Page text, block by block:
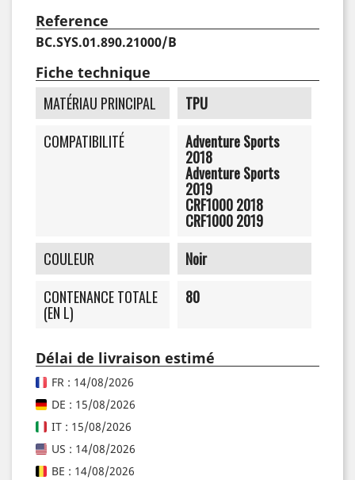
Reference
BC.SYS.01.890.21000/B
Fiche technique
MATÉRIAU PRINCIPAL
TPU
COMPATIBILITÉ
Adventure Sports
2018
Adventure Sports
2019
CRF1000 2018
CRF1000 2019
COULEUR
Noir
CONTENANCE TOTALE
(EN L)
80
Délai de livraison estimé
FR : 14/08/2026
DE : 15/08/2026
IT : 15/08/2026
US : 14/08/2026
BE : 14/08/2026